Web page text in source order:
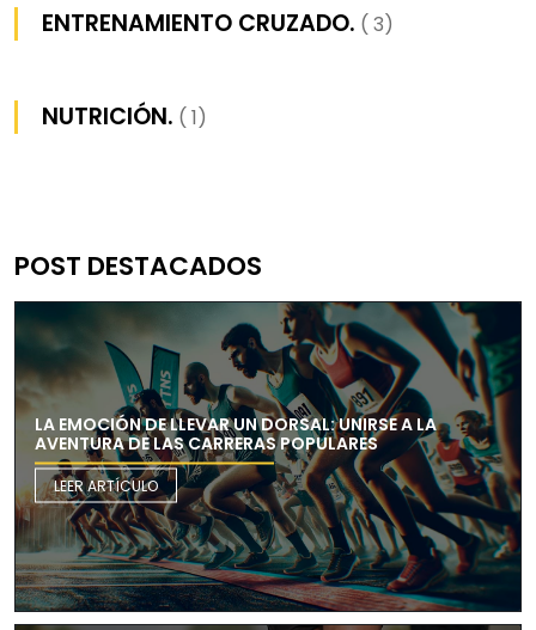
ENTRENAMIENTO CRUZADO. ( 3)
NUTRICIÓN. ( 1)
POST DESTACADOS
LA EMOCIÓN DE LLEVAR UN DORSAL: UNIRSE A LA
AVENTURA DE LAS CARRERAS POPULARES
LEER ARTÍCULO